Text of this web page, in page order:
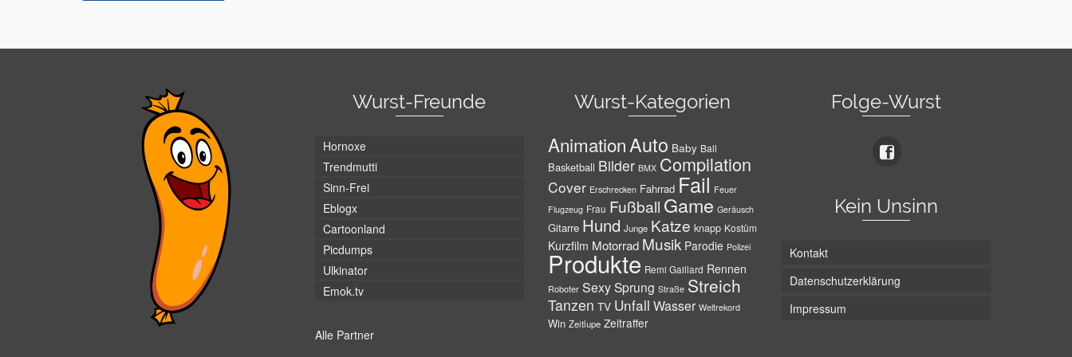
Wurst-Freunde
Hornoxe
Trendmutti
Sinn-Frei
Eblogx
Cartoonland
Picdumps
Ulkinator
Emok.tv
Alle Partner
Wurst-Kategorien
AnimationAuto Baby Ball
Basketball Bilder BMX Compilation
Cover Erschrecken Fahrrad Fail Feuer
Flugzeug Frau Fußball Game Geräusch
Gitarre Hund Junge Katze knapp Kostüm
Kurzfilm Motorrad Musik Parodie Polizei
Produkte Remi Gaillard Rennen
Roboter SexySprung Straße Streich
Tanzen TV Unfall Wasser Weltrekord
Win Zeitlupe Zeitraffer
Folge-Wurst
Kein Unsinn
Kontakt
Datenschutzerklärung
Impressum